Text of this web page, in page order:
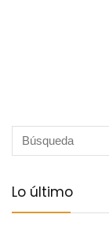
Lo último